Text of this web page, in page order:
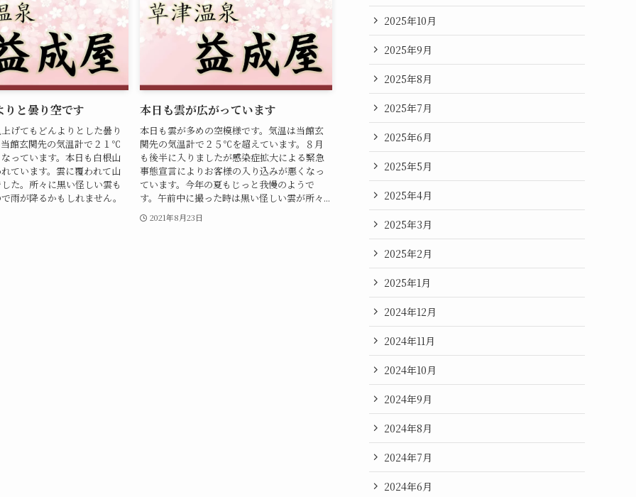
りと曇り空です
げてもどんよりとした曇り
館玄関先の気温計で２１℃
っています。本日も白根山
ています。雲に覆われて山
た。所々に黒い怪しい雲も
雨が降るかもしれません。
本日も雲が広がっています
本日も雲が多めの空模様です。気温は当館玄
関先の気温計で２５℃を超えています。８月
も後半に入りましたが感染症拡大による緊急
事態宣言によりお客様の入り込みが悪くなっ
ています。今年の夏もじっと我慢のようで
す。午前中に撮った時は黒い怪しい雲が所々...
2021年8月23日
2025年10月
2025年9月
2025年8月
2025年7月
2025年6月
2025年5月
2025年4月
2025年3月
2025年2月
2025年1月
2024年12月
2024年11月
2024年10月
2024年9月
2024年8月
2024年7月
2024年6月